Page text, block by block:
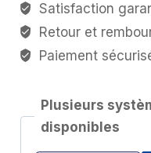
Satisfaction
Retour et
Paiement
Plusieurs
disponibles